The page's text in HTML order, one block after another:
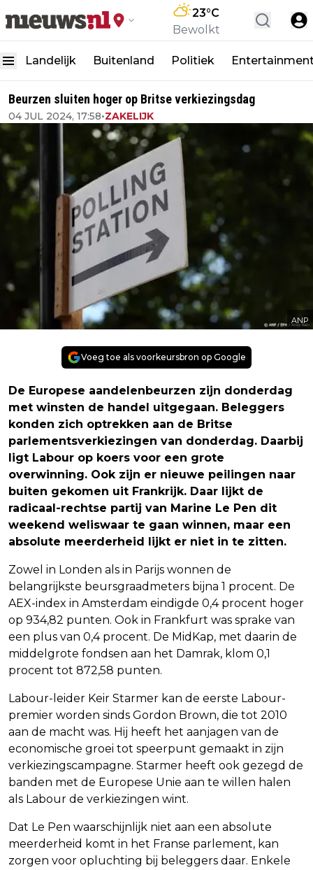
23°C
Bewolkt
Landelijk Buitenland Politiek
Beurzen sluiten hoger op Britse verkiezingsdag
04 JUL 2024, 17:58•ZAKELIJK
ANP
Voeg toe als voorkeursbron op Google
De Europese aandelenbeurzen zijn donderdag
met winsten de handel uitgegaan. Beleggers
konden zich optrekken aan de Britse
parlementsverkiezingen van donderdag. Daarbij
ligt Labour op koers voor een grote
overwinning. Ook zijn er nieuwe peilingen naar
buiten gekomen uit Frankrijk. Daar lijkt de
radicaal-rechtse partij van Marine Le Pen dit
weekend weliswaar te gaan winnen, maar een
absolute meerderheid lijkt er niet in te zitten.
Zowel in Londen als in Parijs wonnen de
belangrijkste beursgraadmeters bijna 1 procent. De
AEX-index in Amsterdam eindigde 0,4 procent hoger
op 934,82 punten. Ook in Frankfurt was sprake van
een plus van 0,4 procent. De MidKap, met daarin de
middelgrote fondsen aan het Damrak, klom 0,1
procent tot 872,58 punten.
Labour-leider Keir Starmer kan de eerste Labour-
premier worden sinds Gordon Brown, die tot 2010
aan de macht was. Hij heeft het aanjagen van de
economische groei tot speerpunt gemaakt in zijn
verkiezingscampagne. Starmer heeft ook gezegd de
banden met de Europese Unie aan te willen halen
als Labour de verkiezingen wint.
Dat Le Pen waarschijnlijk niet aan een absolute
meerderheid komt in het Franse parlement, kan
zorgen voor opluchting bij beleggers daar. Enkele